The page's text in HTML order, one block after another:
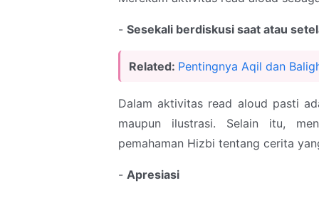
- Sesekali berdiskusi saat atau
Related: Pentingnya Aqil dan
Dalam aktivitas read aloud pasti
maupun ilustrasi. Selain itu,
pemahaman Hizbi tentang cerita
- Apresiasi